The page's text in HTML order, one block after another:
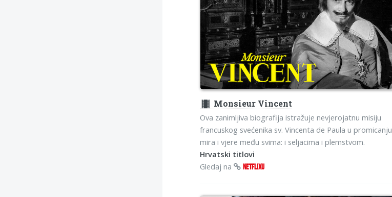
theaters Monsieur Vincent
Ova zanimljiva biografija istražuje nevjerojatnu misiju
francuskog svećenika sv. Vincenta de Paula u promicanju
mira i vjere među svima: i seljacima i plemstvom.
Hrvatski titlovi
Gledaj na
NETFLIXU